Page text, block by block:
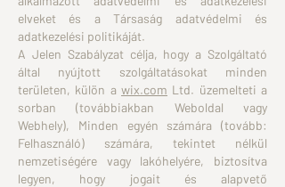
elveket és a Társaság adatvédelmi és
adatkezelési politikáját.
A Jelen Szabályzat célja, hogy a Szolgáltató
által nyújtott szolgáltatásokat minden
területen, külön a wix.com Ltd. üzemelteti a
sorban (továbbiakban Weboldal vagy
Webhely), Minden egyén számára (tovább:
Felhasználó) számára, tekintet nélkül
nemzetiségére vagy lakóhelyére, biztosítva
legyen, hogy jogait és alapvető